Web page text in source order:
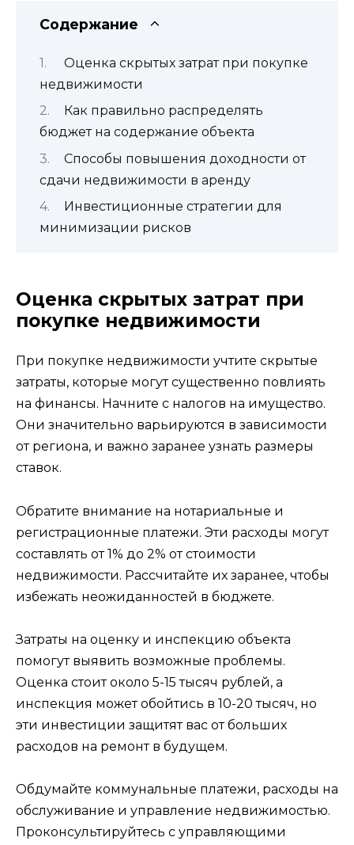
Содержание
Оценка скрытых затрат при покупке
недвижимости
Как правильно распределять
бюджет на содержание объекта
Способы повышения доходности от
сдачи недвижимости в аренду
Инвестиционные стратегии для
минимизации рисков
Оценка скрытых затрат при
покупке недвижимости
При покупке недвижимости учтите скрытые
затраты, которые могут существенно повлиять
на финансы. Начните с налогов на имущество.
Они значительно варьируются в зависимости
от региона, и важно заранее узнать размеры
ставок.
Обратите внимание на нотариальные и
регистрационные платежи. Эти расходы могут
составлять от 1% до 2% от стоимости
недвижимости. Рассчитайте их заранее, чтобы
избежать неожиданностей в бюджете.
Затраты на оценку и инспекцию объекта
помогут выявить возможные проблемы.
Оценка стоит около 5-15 тысяч рублей, а
инспекция может обойтись в 10-20 тысяч, но
эти инвестиции защитят вас от больших
расходов на ремонт в будущем.
Обдумайте коммунальные платежи, расходы на
обслуживание и управление недвижимостью.
Проконсультируйтесь с управляющими